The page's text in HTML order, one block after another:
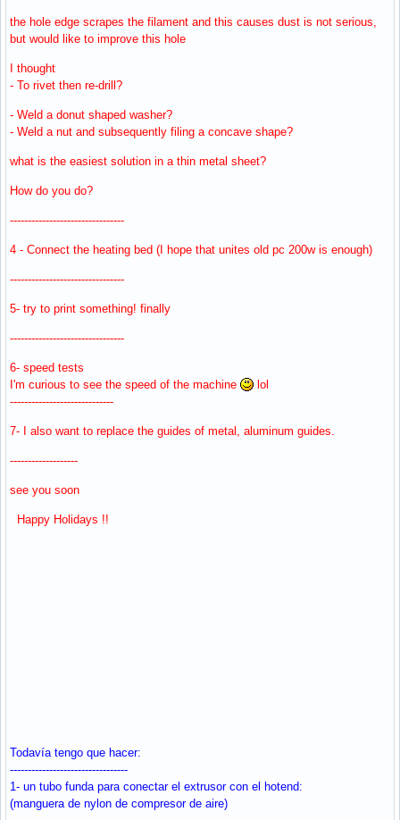
the hole edge scrapes the filament and this causes dust is not serious,
but would like to improve this hole
I thought
- To rivet then re-drill?
- Weld a donut shaped washer?
- Weld a nut and subsequently filing a concave shape?
what is the easiest solution in a thin metal sheet?
How do you do?
--------------------------------
4 - Connect the heating bed (I hope that unites old pc 200w is enough)
--------------------------------
5- try to print something! finally
--------------------------------
6- speed tests
I'm curious to see the speed of the machine
lol
-----------------------------
7- I also want to replace the guides of metal, aluminum guides.
-------------------
see you soon
Happy Holidays !!
Todavía tengo que hacer:
---------------------------------
1- un tubo funda para conectar el extrusor con el hotend:
(manguera de nylon de compresor de aire)